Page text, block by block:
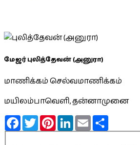
மேஜர் புலித்தேவன் (அனுரா)
மாணிக்கம் செல்வமாணிக்கம்
மயிலம்பாவெளி, தன்னாமுனை
FacebookTwitterPinterestLinkedInEmail